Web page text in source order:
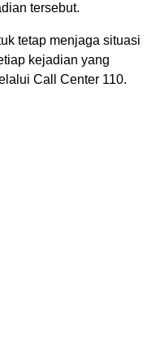
tersebut.
tetap menjaga situasi
kejadian yang
Call Center 110.